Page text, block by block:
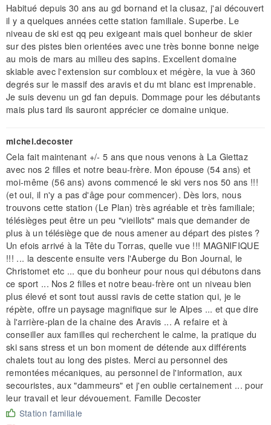
Habitué depuis 30 ans au gd bornand et la clusaz, j'ai découvert
il y a quelques années cette station familiale. Superbe. Le
niveau de ski est qq peu exigeant mais quel bonheur de skier
sur des pistes bien orientées avec une très bonne bonne neige
au mois de mars au milieu des sapins. Excellent domaine
skiable avec l'extension sur combloux et mégère, la vue à 360
degrés sur le massif des aravis et du mt blanc est imprenable.
Je suis devenu un gd fan depuis. Dommage pour les débutants
mais plus tard ils sauront apprécier ce domaine unique.
michel.decoster
Cela fait maintenant +/- 5 ans que nous venons à La Giettaz
avec nos 2 filles et notre beau-frère. Mon épouse (54 ans) et
moi-même (56 ans) avons commencé le ski vers nos 50 ans !!!
(et oui, il n'y a pas d'âge pour commencer). Dès lors, nous
trouvons cette station (Le Plan) très agréable et très familiale;
télésièges peut être un peu "vieillots" mais que demander de
plus à un télésiège que de nous amener au départ des pistes ?
Un efois arrivé à la Tête du Torras, quelle vue !!! MAGNIFIQUE
!!! ... la descente ensuite vers l'Auberge du Bon Journal, le
Christomet etc ... que du bonheur pour nous qui débutons dans
ce sport ... Nos 2 filles et notre beau-frère ont un niveau bien
plus élevé et sont tout aussi ravis de cette station qui, je le
répète, offre un paysage magnifique sur le Alpes ... et que dire
à l'arrière-plan de la chaine des Aravis ... A refaire et à
conseiller aux familles qui recherchent le calme, la pratique du
ski sans stress et un bon moment de détende aux différents
chalets tout au long des pistes. Merci au personnel des
remontées mécaniques, au personnel de l'information, aux
secouristes, aux "dammeurs" et j'en oublie certainement ... pour
leur travail et leur dévouement. Famille Decoster
Station familiale